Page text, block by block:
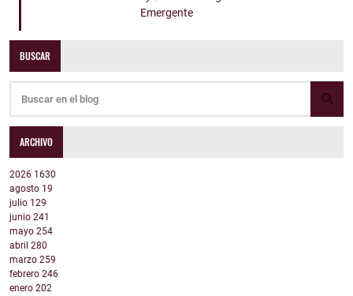
Emergente
BUSCAR
ARCHIVO
2026 1630
agosto 19
julio 129
junio 241
mayo 254
abril 280
marzo 259
febrero 246
enero 202